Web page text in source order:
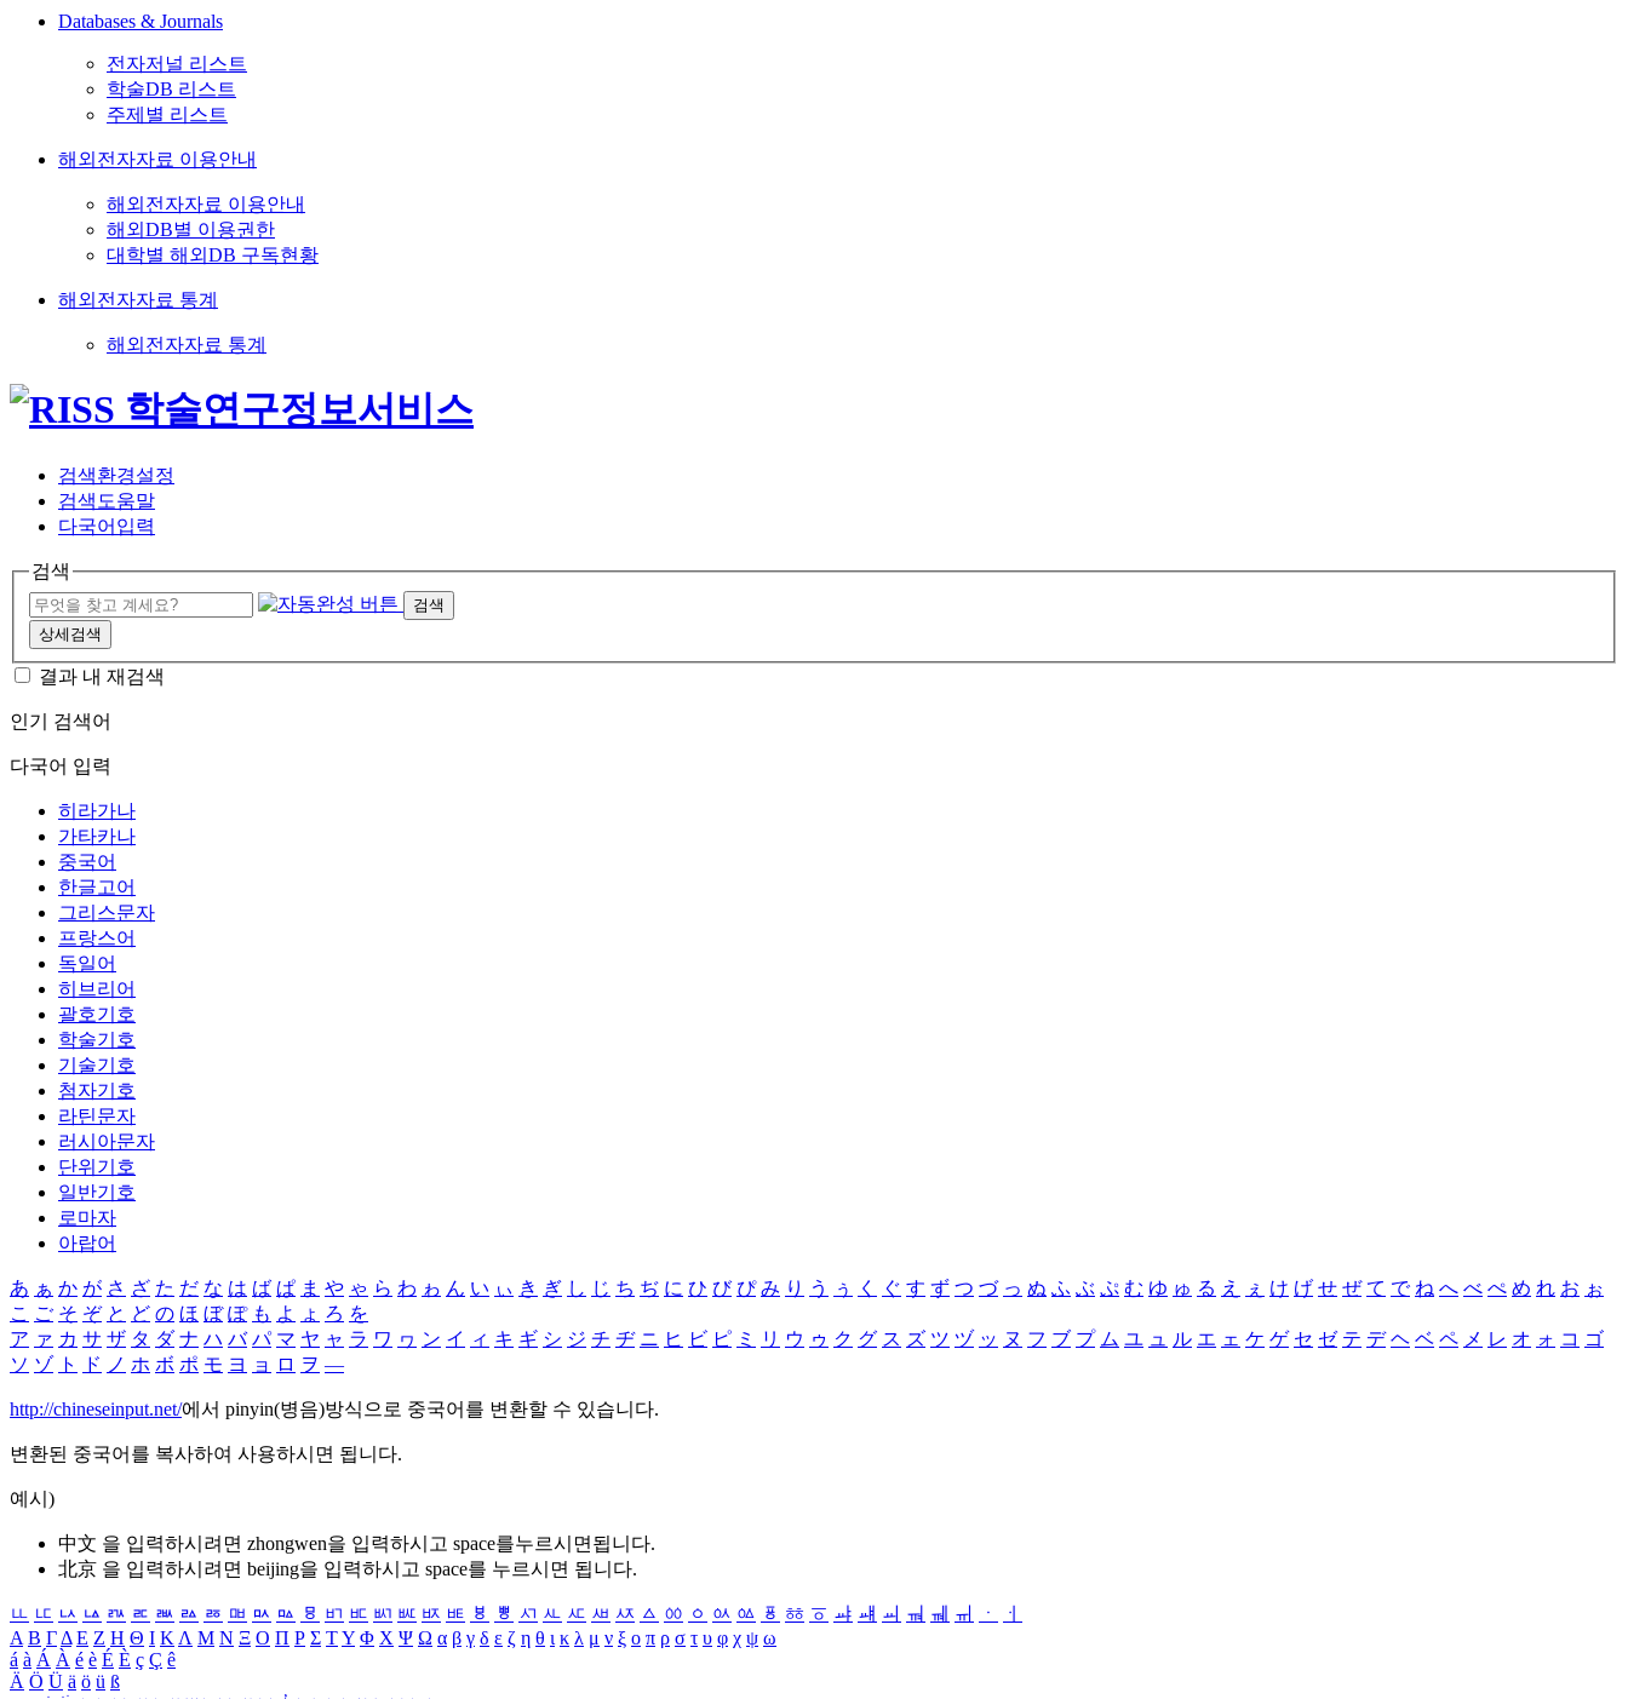
Databases & Journals
전자저널 리스트
학술DB 리스트
주제별 리스트
해외전자자료 이용안내
해외전자자료 이용안내
해외DB별 이용권한
대학별 해외DB 구독현황
해외전자자료 통계
해외전자자료 통계
검색환경설정
검색도움말
다국어입력
검색
검색
상세검색
결과 내 재검색
인기 검색어
다국어 입력
히라가나
가타카나
중국어
한글고어
그리스문자
프랑스어
독일어
히브리어
괄호기호
학술기호
기술기호
첨자기호
라틴문자
러시아문자
단위기호
일반기호
로마자
아랍어
あ ぁ か が さ ざ た だ な は ば ぱ ま や ゃ ら わ ゎ ん い ぃ き ぎ し じ ち ぢ に ひ び ぴ み り う ぅ く ぐ す ず つ づ っ ぬ ふ ぶ ぷ む ゆ ゅ る え ぇ け げ せ ぜ て で ね へ べ ぺ め れ お ぉ
こ ご そ ぞ と ど の ほ ぼ ぽ も よ ょ ろ を
ア ァ カ サ ザ タ ダ ナ ハ バ パ マ ヤ ャ ラ ワ ヮ ン イ ィ キ ギ シ ジ チ ヂ ニ ヒ ビ ピ ミ リ ウ ゥ ク グ ス ズ ツ ヅ ッ ヌ フ ブ プ ム ユ ュ ル エ ェ ケ ゲ セ ゼ テ デ ヘ ベ ペ メ レ オ ォ コ ゴ
ソ ゾ ト ド ノ ホ ボ ポ モ ヨ ョ ロ ヲ ―
http://chineseinput.net/에서 pinyin(병음)방식으로 중국어를 변환할 수 있습니다.
변환된 중국어를 복사하여 사용하시면 됩니다.
예시)
中文 을 입력하시려면 zhongwen을 입력하시고 space를누르시면됩니다.
北京 을 입력하시려면 beijing을 입력하시고 space를 누르시면 됩니다.
ㅥ ㅦ ㅧ ㅨ ㅩ ㅪ ㅫ ㅬ ㅭ ㅮ ㅯ ㅰ ㅱ ㅲ ㅳ ㅴ ㅵ ㅶ ㅷ ㅸ ㅹ ㅺ ㅻ ㅼ ㅽ ㅾ ㅿ ㆀ ㆁ ㆂ ㆃ ㆄ ㆅ ㆆ ㆇ ㆈ ㆉ ㆊ ㆋ ㆌ ㆍ
ㆎ
Α Β ΓΔ Ε Ζ Η Θ Ι ΚΛ Μ Ν Ξ Ο Π Ρ Σ ΤΥ Φ Χ Ψ Ω α β γ δ ε ζ η θ ι κ λ μ ν ξ ο π ρ σ τ υ φ χ ψ ω
á à Á À é è É È ç Ç ê
Ä Ö Ü ä ö ü ß